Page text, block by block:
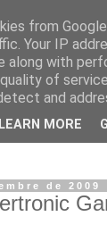
sobre
de 2009
from
Your IP
along with
of
and
LEARN MORE